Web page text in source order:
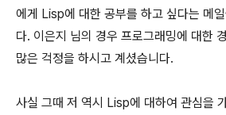
에게 Lisp에 대한 공부를 하고 싶다는 메
다. 이은지 님의 경우 프로그래밍에 대한
많은 걱정을 하시고 계셨습니다.
사실 그때 저 역시 Lisp에 대하여 관심을